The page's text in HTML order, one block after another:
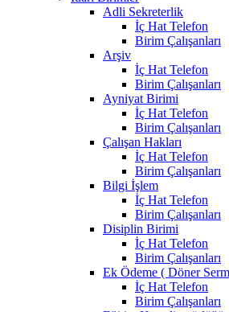
Adli Sekreterlik
İç Hat Telefon
Birim Çalışanları
Arşiv
İç Hat Telefon
Birim Çalışanları
Ayniyat Birimi
İç Hat Telefon
Birim Çalışanları
Çalışan Hakları
İç Hat Telefon
Birim Çalışanları
Bilgi İşlem
İç Hat Telefon
Birim Çalışanları
Disiplin Birimi
İç Hat Telefon
Birim Çalışanları
Ek Ödeme ( Döner
İç Hat Telefon
Birim Çalışanları